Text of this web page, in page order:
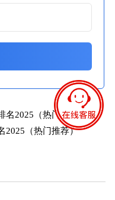
名2025（热门推荐）
2025（热门推荐）